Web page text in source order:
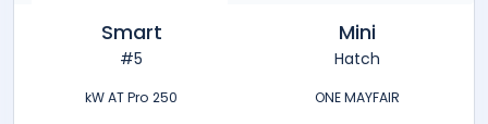
Mini
Hatch
ONE MAYFAIR
Smart
#5
250 kW AT Pro